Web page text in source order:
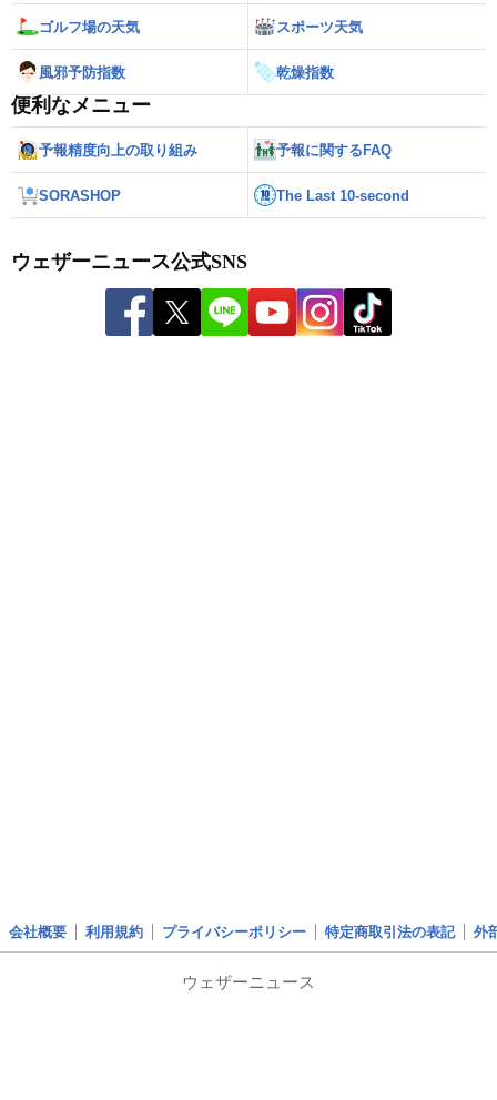
ゴルフ場の天気 スポーツ天気
風邪予防指数 乾燥指数
便利なメニュー
予報精度向上の取り組み 予報に関するFAQ
SORASHOP The Last 10-second
ウェザーニュース公式SNS
会社概要 利用規約 プライバシーポリシー 特定商取引法の表記 外
ウェザーニュース